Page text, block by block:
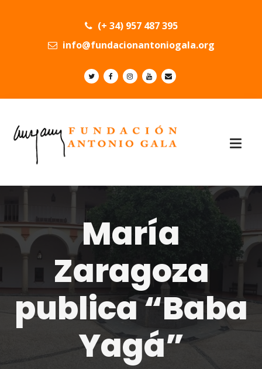
(+ 34) 957 487 395
info@fundacionantoniogala.org
María
Zaragoza
publica “Baba
Yagá”